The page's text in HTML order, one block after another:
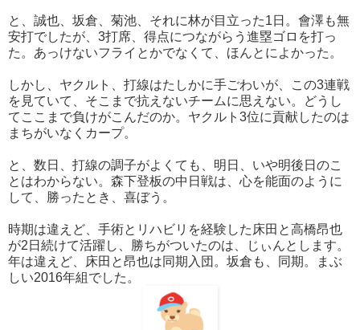
と、誠也、坂倉、菊池、それに林が目立った1日。會澤も無
安打でしたが、3打席、得点につながらう進塁ゴロを打っ
た。あっけないフライとかでなくて、ほんとによかった。
しかし、ヤクルト、打線はたしかに手ごわいが、この3連戦
を見ていて、そこまで抗えないチームに思えない。どうし
てここまで負けがこんだのか。ヤクルト3位に貢献したのは
まちがいなくカープ。
と、数日、打線の調子がよくても、明日、いや明後日のこ
とはわからない。森下登板の中日戦は、心を能面のように
して、勝ったとき、喜ぼう。
時期は違えど、手術とリハビリを経験した床田と高橋昂也
が2日続けて活躍し、勝ちがついたのは、じぃんとします。
年は違えど、床田と昂也は同期入団。坂倉も、同期。まぶ
しい2016年組でした。